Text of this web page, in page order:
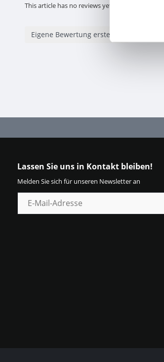
This article has no reviews yet
Eigene Bewertung erstellen
Lassen Sie uns in Kontakt bleiben!
Melden Sie sich für unseren Newsletter an